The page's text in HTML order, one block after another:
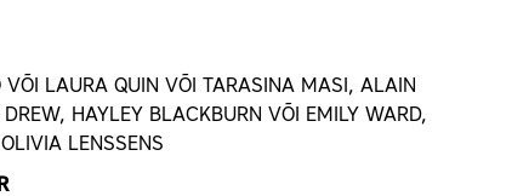
LAURA QUIN VÕI TARASINA MASI, ALAIN
HAYLEY BLACKBURN VÕI EMILY WARD,
LENSSENS